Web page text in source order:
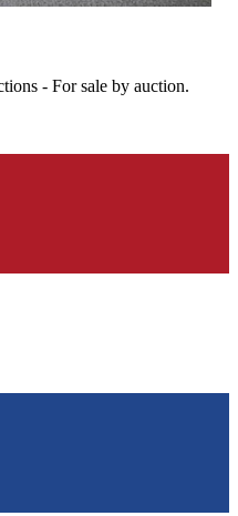
- For sale by auction.